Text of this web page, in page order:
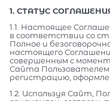
1. СТАТУС
1.1. Настоящее
в соответствии со ст.
Полное и
настоящего
совершенным с
Сайта
регистрацию,
1.2. Используя Сайт,